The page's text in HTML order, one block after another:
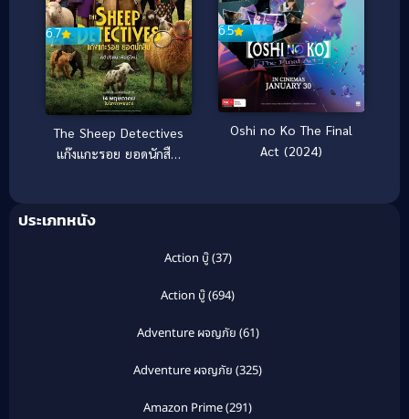
6.7
The Sheep Detectives
แก๊งแกะรอย ยอดนักสืบ
6.5
Oshi no Ko The Final
Act (2024)
ประเภทหนัง
Action บู๊(37)
Action บู๊(694)
Adventure ผจญภัย (61)
Adventure ผจญภัย (325)
Amazon Prime(291)